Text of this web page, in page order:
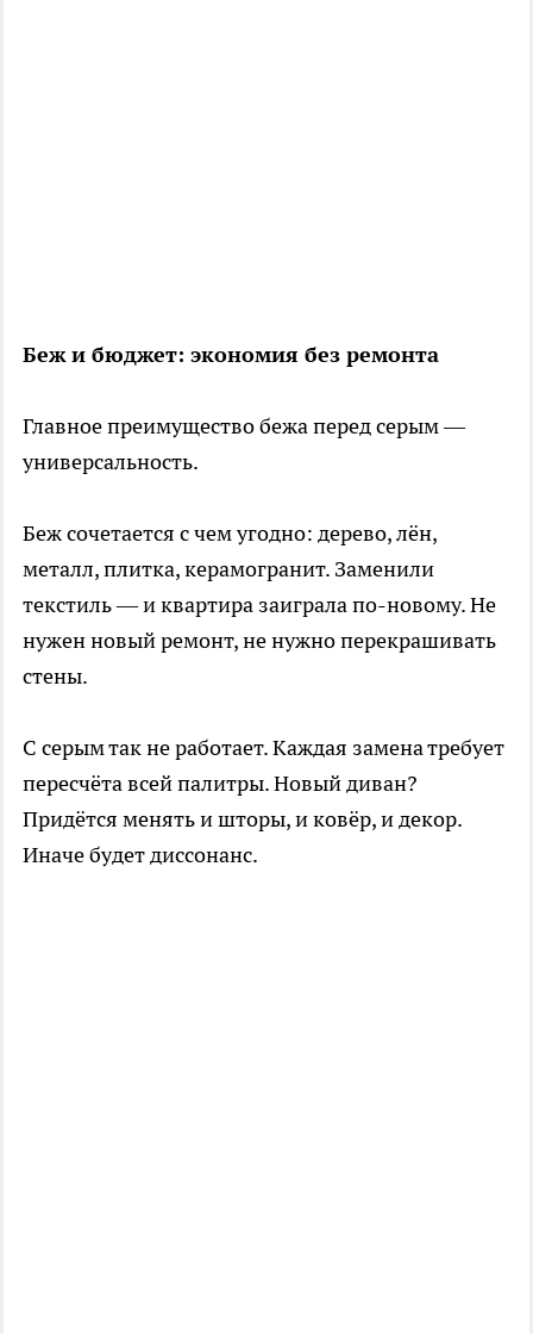
Беж и бюджет: экономия без ремонта
Главное преимущество бежа перед серым —
универсальность.
Беж сочетается с чем угодно: дерево, лён,
металл, плитка, керамогранит. Заменили
текстиль — и квартира заиграла по-новому. Не
нужен новый ремонт, не нужно перекрашивать
стены.
С серым так не работает. Каждая замена требует
пересчёта всей палитры. Новый диван?
Придётся менять и шторы, и ковёр, и декор.
Иначе будет диссонанс.